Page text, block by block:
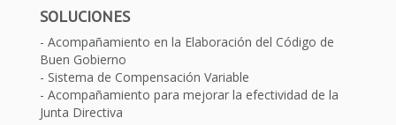
SOLUCIONES
Acompañamiento en la Elaboración del Código de
Buen Gobierno
Sistema de Compensación Variable
Acompañamiento para mejorar la efectividad de la
Junta Directiva